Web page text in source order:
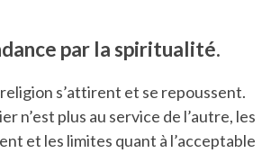
par la spiritualité.
religion s’attirent et se repoussent.
n’est plus au service de l’autre, les
et les limites quant à l’acceptable